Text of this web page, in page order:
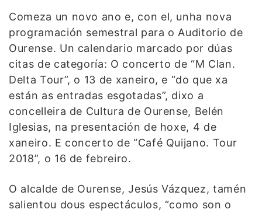
Comeza un novo ano e, con el, unha nova
programación semestral para o Auditorio de
Ourense. Un calendario marcado por dúas
citas de categoría: O concerto de “M Clan.
Delta Tour”, o 13 de xaneiro, e “do que xa
están as entradas esgotadas”, dixo a
concelleira de Cultura de Ourense, Belén
Iglesias, na presentación de hoxe, 4 de
xaneiro. E concerto de “Café Quijano. Tour
2018”, o 16 de febreiro.
O alcalde de Ourense, Jesús Vázquez, tamén
salientou dous espectáculos, “como son o